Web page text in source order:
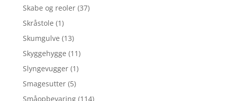
Skabe og reoler (37)
Skråstole (1)
Skumgulve (13)
Skyggehygge (11)
Slyngevugger (1)
Smagesutter (5)
Småopbevaring (114)